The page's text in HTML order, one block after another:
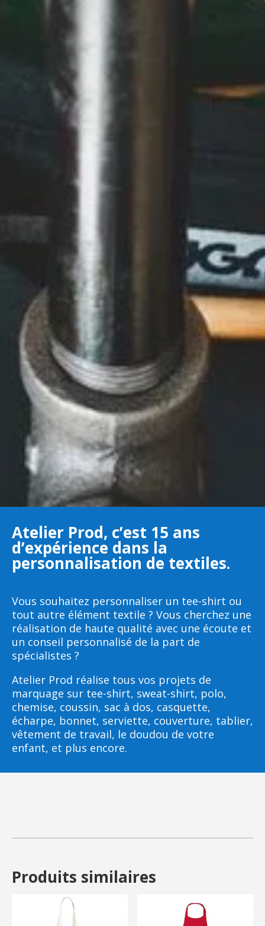
Atelier Prod, c’est 15 ans
d’expérience dans la
personnalisation de textiles.
Vous souhaitez personnaliser un tee-shirt ou
tout autre élément textile ? Vous cherchez une
réalisation de haute qualité avec une écoute et
un conseil personnalisé de la part de
spécialistes ?
Atelier Prod réalise tous vos projets de
marquage sur tee-shirt, sweat-shirt, polo,
chemise, coussin, sac à dos, casquette,
écharpe, bonnet, serviette, couverture, tablier,
vêtement de travail, le doudou de votre
enfant, et plus encore.
Produits similaires